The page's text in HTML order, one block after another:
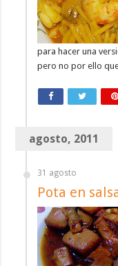
para hacer una
pero no por ello
agosto, 2011
31 agosto
Pota en